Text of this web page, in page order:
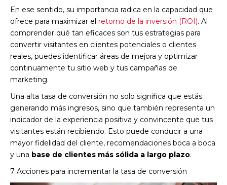
En ese sentido, su importancia radica en la capacidad que
ofrece para maximizar el retorno de la inversión (ROI). Al
comprender qué tan eficaces son tus estrategias para
convertir visitantes en clientes potenciales o clientes
reales, puedes identificar áreas de mejora y optimizar
continuamente tu sitio web y tus campañas de
marketing.
Una alta tasa de conversión no solo significa que estás
generando más ingresos, sino que también representa un
indicador de la experiencia positiva y convincente que tus
visitantes están recibiendo. Esto puede conducir a una
mayor fidelidad del cliente, recomendaciones boca a boca
y una base de clientes más sólida a largo plazo.
7 Acciones para incrementar la tasa de conversión